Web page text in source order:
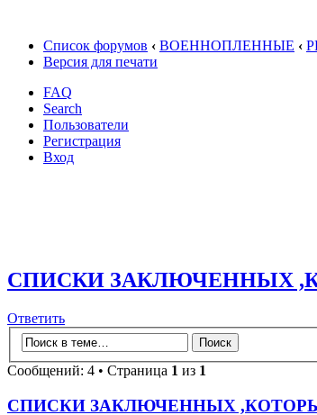
Список форумов ‹ ВОЕННОПЛЕННЫЕ ‹
Версия для печати
FAQ
Search
Пользователи
Регистрация
Вход
СПИСКИ ЗАКЛЮЧЕННЫХ
Ответить
Сообщений: 4 • Страница 1 из 1
СПИСКИ ЗАКЛЮЧЕННЫХ